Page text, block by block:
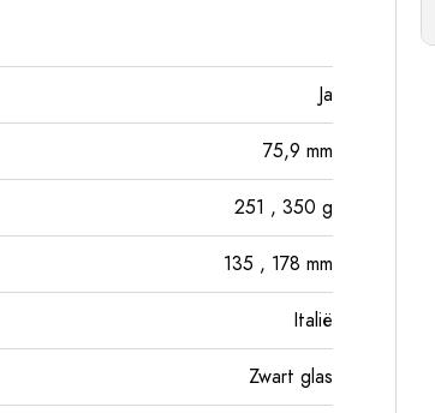
Ja
75,9 mm
251 , 350 g
135 , 178 mm
Italië
Zwart glas